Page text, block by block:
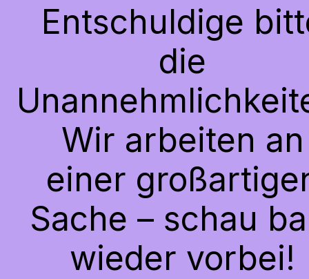
Entschuldige
die
Wir arbeiten an
einer
Sache – schau
wieder vorbei!